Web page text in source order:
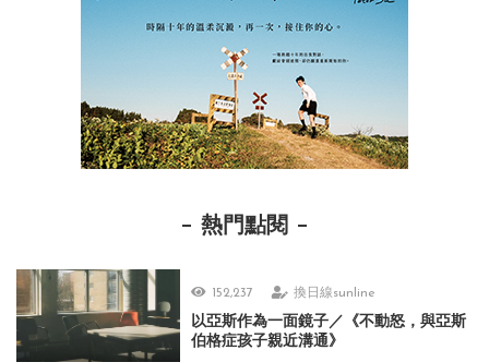
熱門點閱
152,237 換日線sunline
以亞斯作為一面鏡子／《不動怒，與亞斯
伯格症孩子親近溝通》